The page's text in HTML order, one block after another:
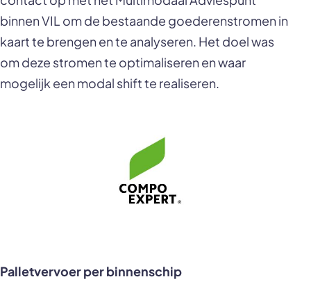
binnen VIL om de bestaande goederenstromen in
kaart te brengen en te analyseren. Het doel was
om deze stromen te optimaliseren en waar
mogelijk een modal shift te realiseren.
Palletvervoer per binnenschip